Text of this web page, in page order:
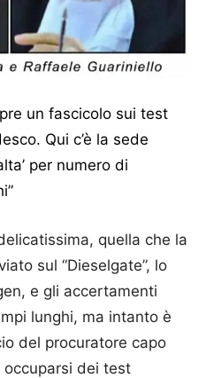
un fascicolo sui test
Qui c’è la sede
per numero di
quella che la
sul “Dieselgate”, lo
e gli accertamenti
lunghi, ma intanto è
del procuratore capo
occuparsi dei test